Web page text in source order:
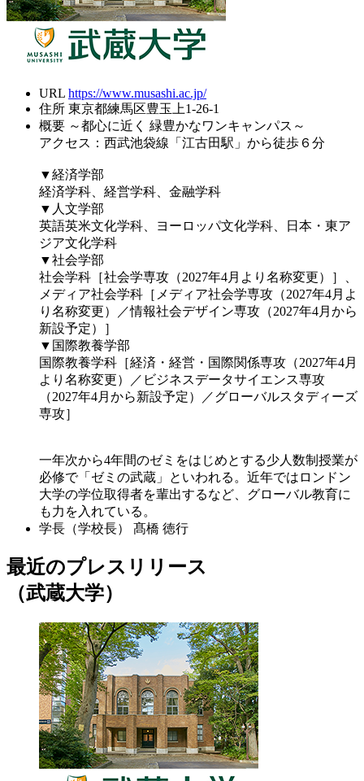
URL https://www.musashi.ac.jp/
住所 東京都練馬区豊玉上1-26-1
概要 ～都心に近く 緑豊かなワンキャンパス～
アクセス：西武池袋線「江古田駅」から徒歩６分
▼経済学部
経済学科、経営学科、金融学科
▼人文学部
英語英米文化学科、ヨーロッパ文化学科、日本・東ア
ジア文化学科
▼社会学部
社会学科［社会学専攻（2027年4月より名称変更）］、
メディア社会学科［メディア社会学専攻（2027年4月よ
り名称変更）／情報社会デザイン専攻（2027年4月から
新設予定）］
▼国際教養学部
国際教養学科［経済・経営・国際関係専攻（2027年4月
より名称変更）／ビジネスデータサイエンス専攻
（2027年4月から新設予定）／グローバルスタディーズ
専攻］
一年次から4年間のゼミをはじめとする少人数制授業が
必修で「ゼミの武蔵」といわれる。近年ではロンドン
大学の学位取得者を輩出するなど、グローバル教育に
も力を入れている。
学長（学校長）
髙橋 徳行
最近のプレスリリース
（武蔵大学）